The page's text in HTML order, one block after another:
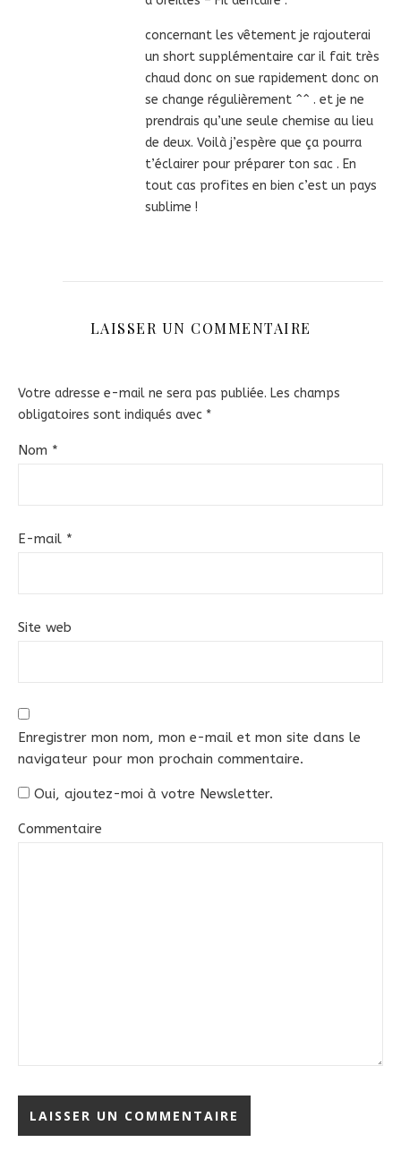
concernant les vêtement je rajouterai
un short supplémentaire car il fait très
chaud donc on sue rapidement donc on
se change régulièrement ^^ . et je ne
prendrais qu’une seule chemise au lieu
de deux. Voilà j’espère que ça pourra
t’éclairer pour préparer ton sac . En
tout cas profites en bien c’est un pays
sublime !
LAISSER UN COMMENTAIRE
Votre adresse e-mail ne sera pas publiée. Les champs
obligatoires sont indiqués avec *
Nom *
E-mail *
Site web
Enregistrer mon nom, mon e-mail et mon site dans le
navigateur pour mon prochain commentaire.
Oui, ajoutez-moi à votre Newsletter.
Commentaire